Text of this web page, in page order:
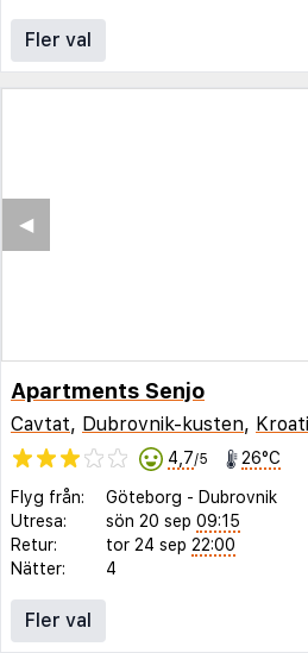
Fler val
◀︎
Apartments Senjo
Cavtat, Dubrovnik-kusten,
4,7/5 26°C
Flyg från: Göteborg - Dubrovnik
Utresa:
sön 20 sep 09:15
Retur:
tor 24 sep 22:00
Nätter:
4
Fler val